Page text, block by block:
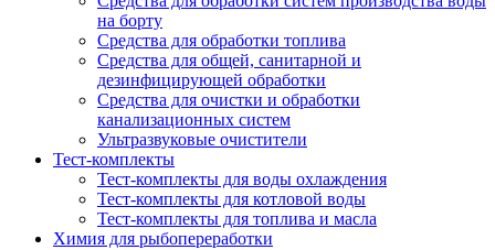
на борту
Средства для обработки топлива
Средства для общей, санитарной и
дезинфицирующей обработки
Средства для очистки и обработки
канализационных систем
Ультразвуковые очистители
Тест-комплекты
Тест-комплекты для воды охлаждения
Тест-комплекты для котловой воды
Тест-комплекты для топлива и масла
Химия для рыбопереработки